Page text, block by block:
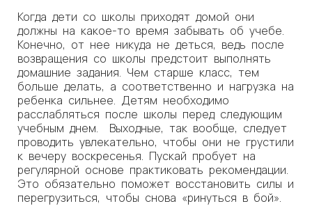
Когда дети со школы приходят домой они
должны на какое-то время забывать об учебе.
Конечно, от нее никуда не деться, ведь после
возвращения со школы предстоит выполнять
домашние задания. Чем старше класс, тем
больше делать, а соответственно и нагрузка на
ребенка сильнее. Детям необходимо
расслабляться после школы перед следующим
учебным днем. Выходные, так вообще, следует
проводить увлекательно, чтобы они не грустили
к вечеру воскресенья. Пускай пробует на
регулярной основе практиковать рекомендации.
Это обязательно поможет восстановить силы и
перегрузиться, чтобы снова «ринуться в бой».